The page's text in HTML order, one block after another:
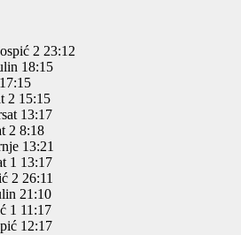
2 23:12
18:15
2 15:15
13:17
2 8:18
13:21
1 13:17
2 26:11
21:10
1 11:17
12:17